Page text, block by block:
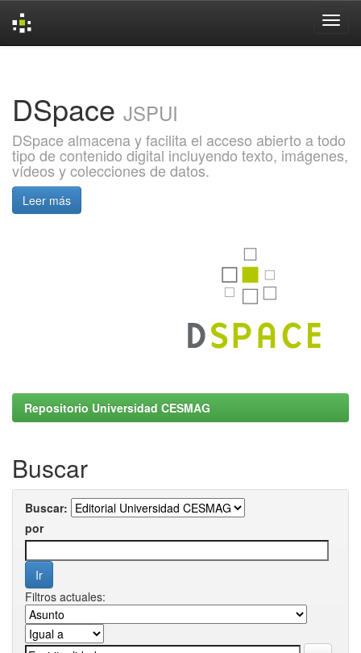
DSpace JSPUI
DSpace almacena y facilita el acceso abierto a todo
tipo de contenido digital incluyendo texto, imágenes,
vídeos y colecciones de datos.
Leer más
Repositorio Universidad CESMAG
Buscar
Buscar:
por
Filtros actuales: